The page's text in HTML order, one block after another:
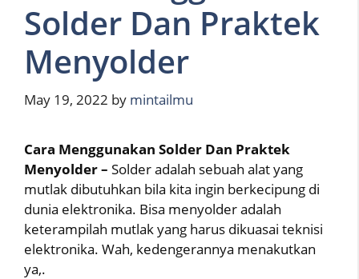
Solder Dan Praktek
Menyolder
May 19, 2022 by mintailmu
Cara Menggunakan Solder Dan Praktek
Menyolder – Solder adalah sebuah alat yang
mutlak dibutuhkan bila kita ingin berkecipung di
dunia elektronika. Bisa menyolder adalah
keterampilah mutlak yang harus dikuasai teknisi
elektronika. Wah, kedengerannya menakutkan
ya,.